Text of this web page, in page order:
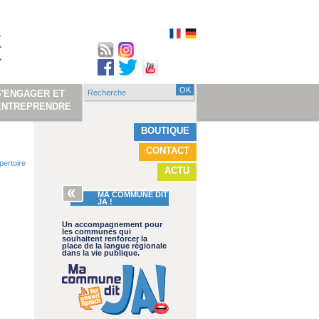
BOUTIQUE
CONTACT
ACTU
MA COMMUNE DIT
JA !
Un accompagnement pour
les communes qui
souhaitent renforcer la
place de la langue régionale
dans la vie publique.
ET
Formulaire de
Recherche